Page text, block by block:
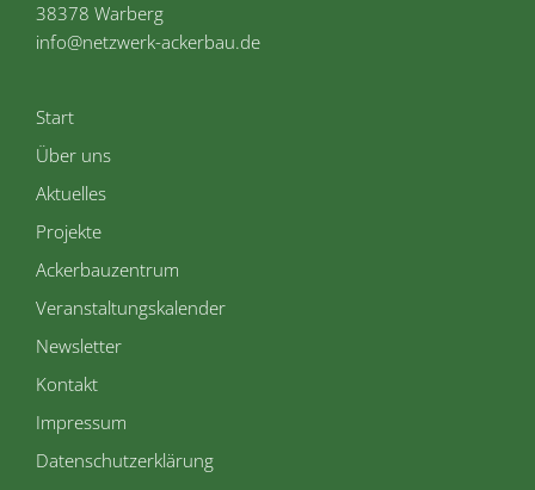
38378 Warberg
info@netzwerk-ackerbau.de
Start
Über uns
Aktuelles
Projekte
Ackerbauzentrum
Veranstaltungskalender
Newsletter
Kontakt
Impressum
Datenschutzerklärung